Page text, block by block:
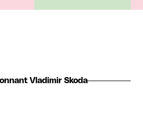
Vladimir Skoda